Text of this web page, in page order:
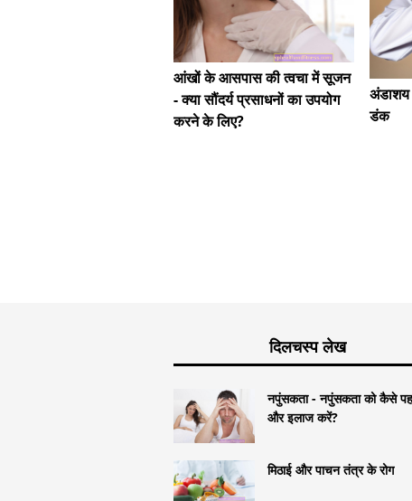
आंखों के आसपास की त्वचा में सूजन
- क्या सौंदर्य प्रसाधनों का उपयोग
करने के लिए?
डंक
दिलचस्प लेख
नपुंसकता - नपुंसकता को कैसे
और इलाज करें?
मिठाई और पाचन तंत्र के रोग